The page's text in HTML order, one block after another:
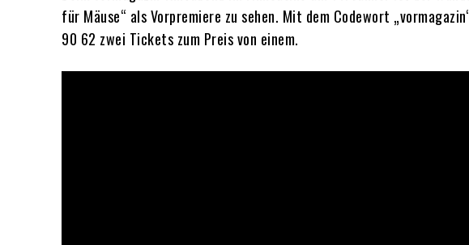
für Mäuse“ als Vorpremiere zu sehen. Mit dem Codewort
90 62 zwei Tickets zum Preis von einem.